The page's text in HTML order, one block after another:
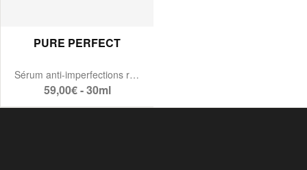
PURE PERFECT
Sérum anti-imperfections rééquilibrant
59,00€ - 30ml